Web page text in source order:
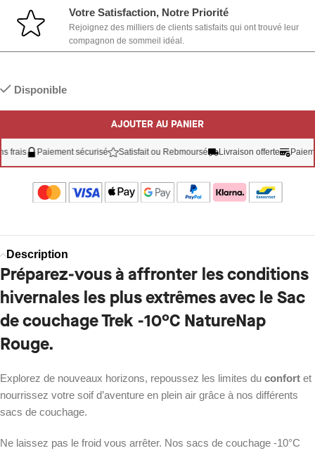
Votre Satisfaction, Notre Priorité
Rejoignez des milliers de clients satisfaits qui ont trouvé leur
compagnon de sommeil idéal.
Disponible
AJOUTER AU PANIER
Paiement sécurisé Satisfait ou Rebmoursé Livraison offerte Paiement
Description
Préparez-vous à affronter les conditions
hivernales les plus extrêmes avec le Sac
de couchage Trek -10°C NatureNap
Rouge.
Explorez de nouveaux horizons, repoussez les limites du confort et
nourrissez votre soif d’aventure en plein air grâce à nos différents
sacs de couchage.
Ne laissez pas le froid vous arrêter. Nos sacs de couchage -10°C